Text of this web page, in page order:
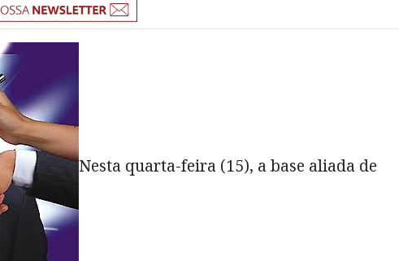
Nesta quarta-feira (15), a base aliada de